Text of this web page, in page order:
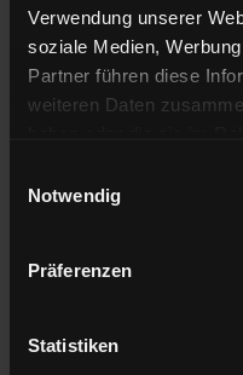
Verwendung unserer
soziale Medien,
Partner führen diese
weiteren Daten
Notwendig
Präferenzen
Statistiken
von Adolf